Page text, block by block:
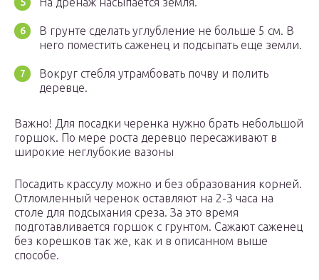
В грунте сделать углубление не больше 5 см. В
него поместить саженец и подсыпать еще земли.
Вокруг стебля утрамбовать почву и полить
деревце.
Важно! Для посадки черенка нужно брать небольшой
горшок. По мере роста деревцо пересаживают в
широкие неглубокие вазоны
Посадить крассулу можно и без образования корней.
Отломленный черенок оставляют на 2-3 часа на
столе для подсыхания среза. За это время
подготавливается горшок с грунтом. Сажают саженец
без корешков так же, как и в описанном выше
способе.